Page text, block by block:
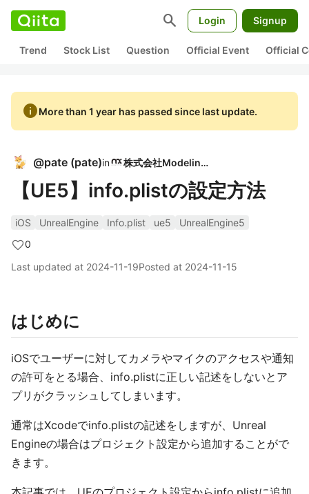
search Login Signup
Trend Stock List Question Official Event Official
infoMore than 1 year has passed since last update.
@pate (pate)in 株式会社ModelingX
【UE5】info.plistの設定方法
iOS UnrealEngine Info.plist ue5
UnrealEngine5
0
Last updated at 2024-11-19Posted at 2024-11-15
はじめに
iOSでユーザーに対してカメラやマイクのアクセスや通知
の許可をとる場合、info.plistに正しい記述をしないとア
プリがクラッシュしてしまいます。
通常はXcodeでinfo.plistの記述をしますが、Unreal
Engineの場合はプロジェクト設定から追加することがで
きます。